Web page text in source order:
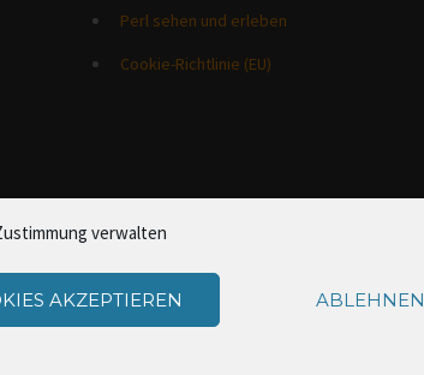
verwalten
AKZEPTIEREN ABLEHNEN
Perl sehen und erleben
Cookie-Richtlinie (EU)